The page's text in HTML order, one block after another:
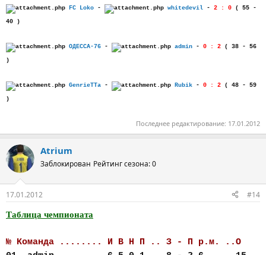
FC Loko - whitedevil - 2 : 0 ( 55 -
40 )
ОДЕССА-76 - admin - 0 : 2 ( 38 - 56
)
GenrieTTa - Rubik - 0 : 2 ( 48 - 59
)
Последнее редактирование: 17.01.2012
Atrium
Заблокирован Рейтинг сезона: 0
17.01.2012 #14
Таблица чемпионата
№ Команда ........ И В Н П .. З - П р.м. ..О